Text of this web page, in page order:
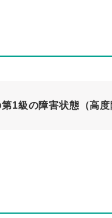
1級の障害状態（高度